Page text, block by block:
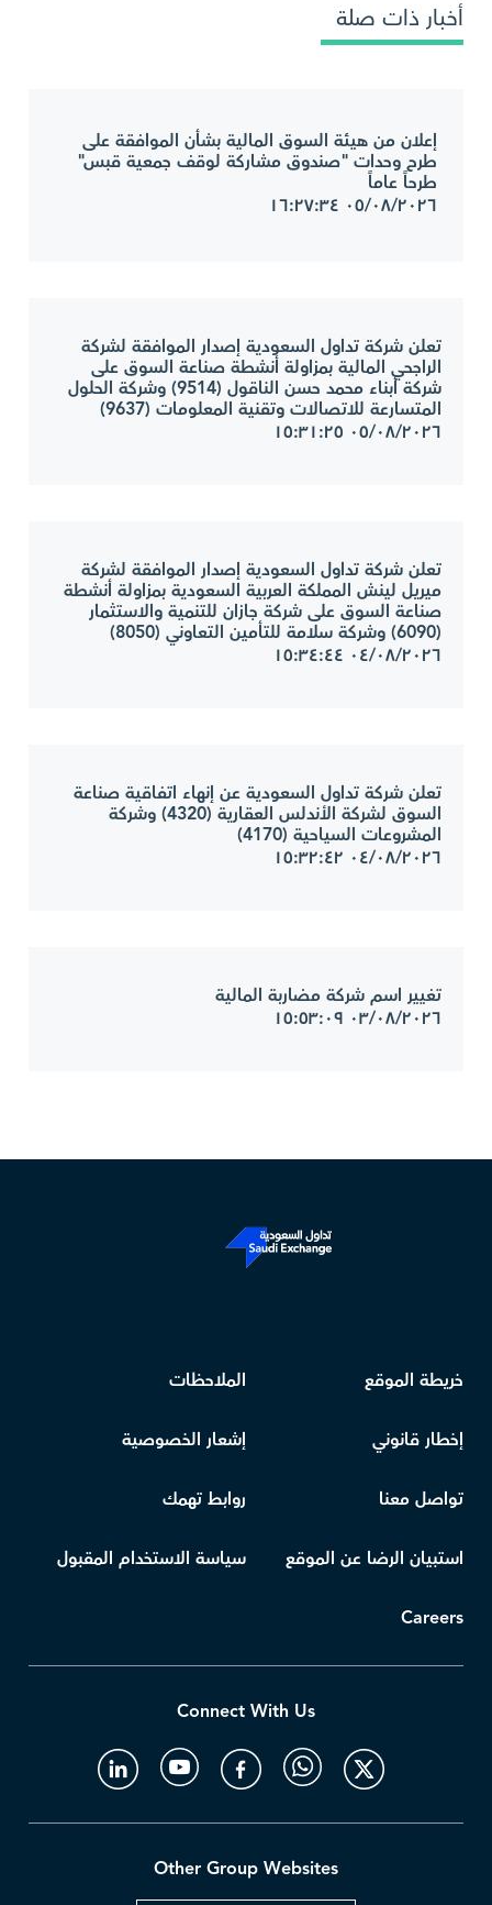
أخبار ذات صلة
إعلان من هيئة السوق المالية بشأن الموافقة على
طرح وحدات "صندوق مشاركة لوقف جمعية قبس"
طرحاً عاماً
٠٥/٠٨/٢٠٢٦ ١٦:٢٧:٣٤
تعلن شركة تداول السعودية إصدار الموافقة لشركة
الراجحي المالية بمزاولة أنشطة صناعة السوق على
شركة أبناء محمد حسن الناقول (9514) وشركة الحلول
المتسارعة للاتصالات وتقنية المعلومات (9637)
٠٥/٠٨/٢٠٢٦ ١٥:٣١:٢٥
تعلن شركة تداول السعودية إصدار الموافقة لشركة
ميريل لينش المملكة العربية السعودية بمزاولة أنشطة
صناعة السوق على شركة جازان للتنمية والاستثمار
(6090) وشركة سلامة للتأمين التعاوني (8050)
٠٤/٠٨/٢٠٢٦ ١٥:٣٤:٤٤
تعلن شركة تداول السعودية عن إنهاء اتفاقية صناعة
السوق لشركة الأندلس العقارية (4320) وشركة
المشروعات السياحية (4170)
٠٤/٠٨/٢٠٢٦ ١٥:٣٢:٤٢
تغيير اسم شركة مضاربة المالية
٠٣/٠٨/٢٠٢٦ ١٥:٥٣:٠٩
خريطة الموقع الملاحظات
إخطار قانوني إشعار الخصوصية
تواصل معنا روابط تهمك
استبيان الرضا عن الموقع سياسة الاستخدام المقبول
Careers
Connect With Us
Other Group Websites